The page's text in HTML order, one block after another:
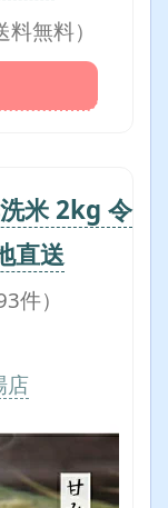
無料）
米 2kg 令
直送
件）
店